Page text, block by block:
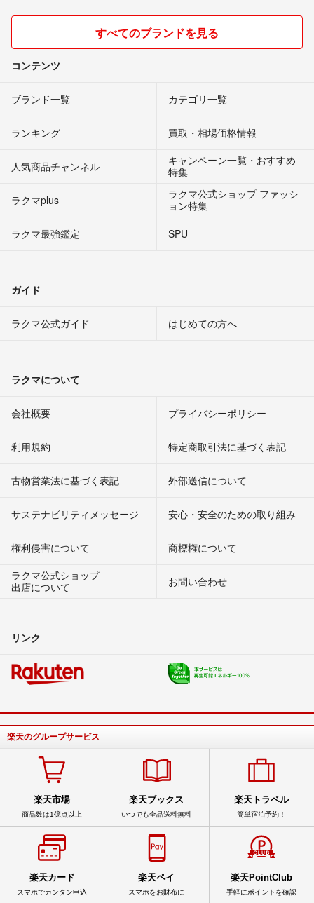
すべてのブランドを見る
コンテンツ
ブランド一覧 カテゴリ一覧
ランキング 買取・相場価格情報
人気商品チャンネル
キャンペーン一覧・おすすめ
特集
ラクマplus
ラクマ公式ショップ ファッシ
ョン特集
ラクマ最強鑑定
SPU
ガイド
ラクマ公式ガイド はじめての方へ
ラクマについて
会社概要 プライバシーポリシー
利用規約 特定商取引法に基づく表記
古物営業法に基づく表記 外部送信について
サステナビリティメッセージ 安心・安全のための取り組み
権利侵害について
商標権について
ラクマ公式ショップ
出店について
お問い合わせ
リンク
楽天のグループサービス
楽天市場
商品数は1億点以上
楽天ブックス
いつでも全品送料無料
楽天トラベル
簡単宿泊予約！
楽天カード
スマホでカンタン申込
楽天ペイ
スマホをお財布に
楽天PointClub
手軽にポイントを確認